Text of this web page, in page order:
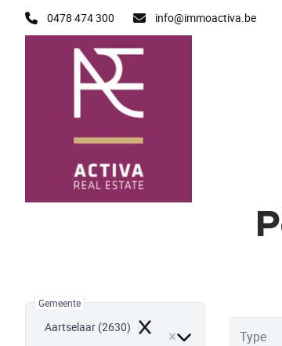
Ga naar hoofdinhoud
0478 474 300 info@immoactiva.be
Gemeente
Aartselaar (2630) Remove Type